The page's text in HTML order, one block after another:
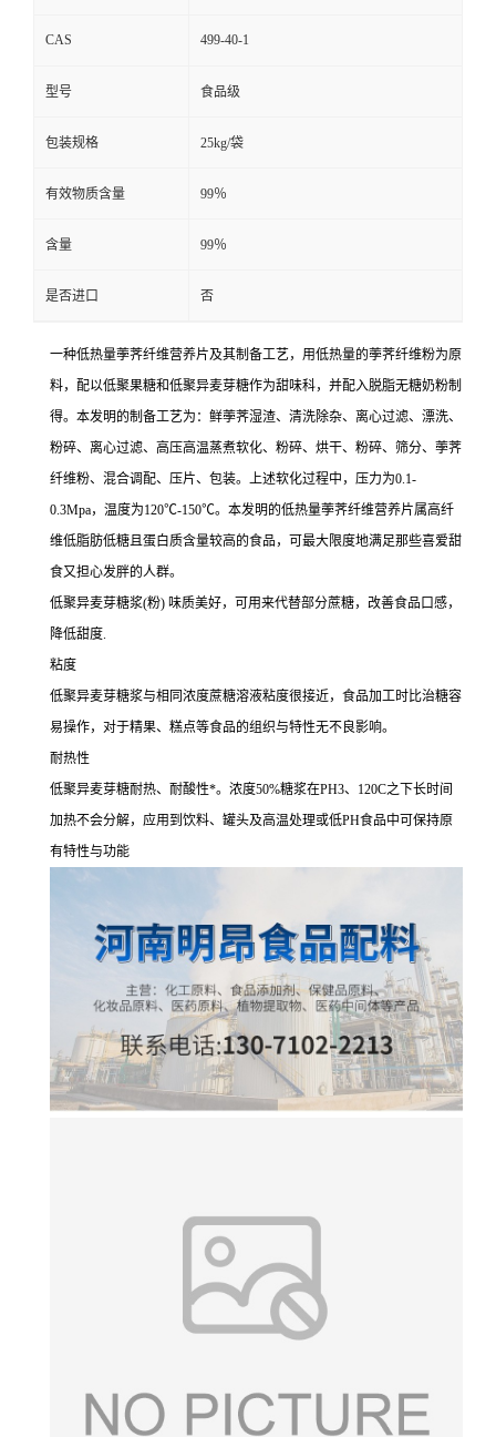
CAS 499-40-1
型号 食品级
包装规格 25kg/袋
有效物质含量 99％
含量 99％
是否进口 否
一种低热量荸荠纤维营养片及其制备工艺，用低热量的荸荠纤维粉为原
料，配以低聚果糖和低聚异麦芽糖作为甜味科，并配入脱脂无糖奶粉制
得。本发明的制备工艺为：鲜荸荠湿渣、清洗除杂、离心过滤、漂洗、
粉碎、离心过滤、高压高温蒸煮软化、粉碎、烘干、粉碎、筛分、荸荠
纤维粉、混合调配、压片、包装。上述软化过程中，压力为0.1-
0.3Mpa，温度为120℃-150℃。本发明的低热量荸荠纤维营养片属高纤
维低脂肪低糖且蛋白质含量较高的食品，可最大限度地满足那些喜爱甜
食又担心发胖的人群。
低聚异麦芽糖浆(粉) 味质美好，可用来代替部分蔗糖，改善食品口感，
降低甜度.
粘度
低聚异麦芽糖浆与相同浓度蔗糖溶液粘度很接近，食品加工时比治糖容
易操作，对于精果、糕点等食品的组织与特性无不良影响。
耐热性
低聚异麦芽糖耐热、耐酸性*。浓度50%糖浆在PH3、120C之下长时间
加热不会分解，应用到饮料、罐头及高温处理或低PH食品中可保持原
有特性与功能